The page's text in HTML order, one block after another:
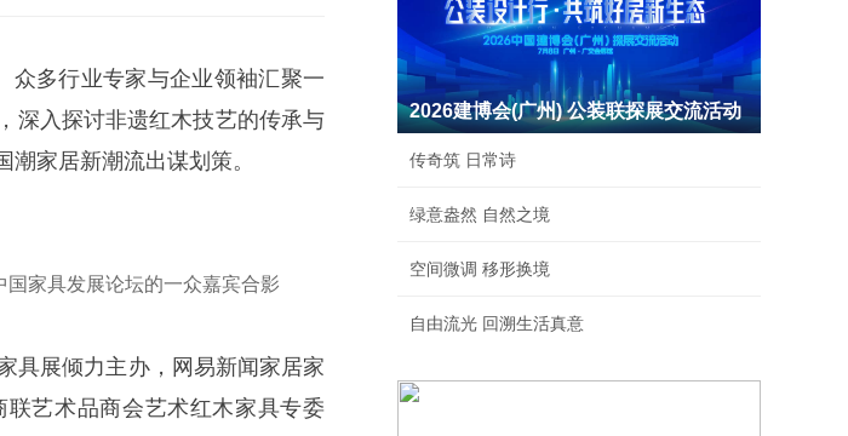
众多行业专家与企业领袖汇聚一
深入探讨非遗红木技艺的传承与
家居新潮流出谋划策。
家具发展论坛的一众嘉宾合影
具展倾力主办，网易新闻家居家
艺术品商会艺术红木家具专委
2026建博会(广州) 公装联探展交流活动
传奇筑 日常诗
绿意盎然 自然之境
空间微调 移形换境
自由流光 回溯生活真意